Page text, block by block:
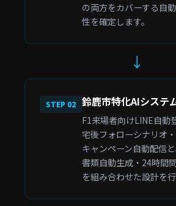
の両方をカバーする自
性を確定します。
↓
STEP 02 鈴鹿市特化AIシステ
F1来場者向けLINE自動
宅後フォローシナリオ
キャンペーン自動配信
書類自動生成・24時間
を組み合わせた設計を行